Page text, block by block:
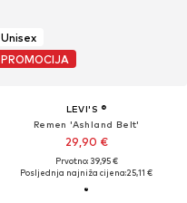
Unisex
PROMOCIJA
LEVI'S ®
Remen 'Ashland Belt'
29,90 €
Prvotno: 39,95 €
Posljednja najniža cijena:25,11 €